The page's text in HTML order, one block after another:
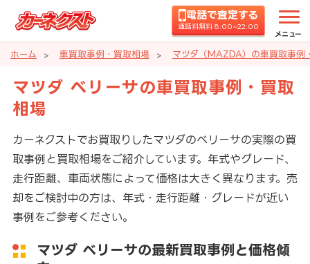
電話で査定する
通話料無料 8:00~22:00
メニュー
ホーム 車買取事例・買取相場 マツダ（MAZDA）の車買取事例
マツダ ベリーサの車買取事例・買取
相場
カーネクストでお買取りしたマツダのベリーサの実際の買
取事例と買取相場をご紹介しています。年式やグレード、
走行距離、車両状態によって価格は大きく異なります。売
却をご検討中の方は、年式・走行距離・グレードが近い
事例をご参考ください。
マツダ ベリーサの最新買取事例と価格傾